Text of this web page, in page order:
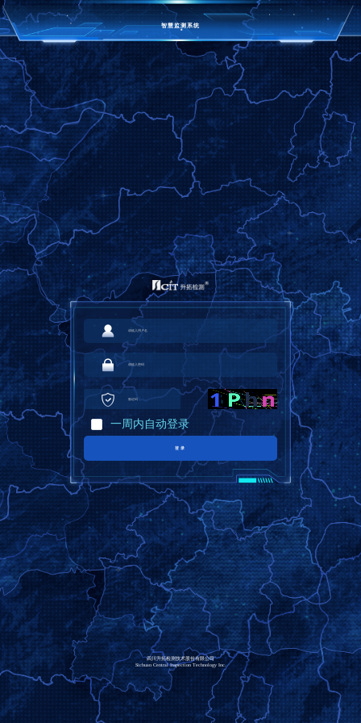
智慧监测系统
一周内自动登录
登录
四川升拓检测技术股份有限公司
Sichuan Central Inspection Technology Inc.